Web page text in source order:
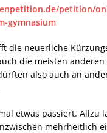
petition/
gymnasium
die neuerliche
die meisten
also auch an
etwas passiert. Allzu
mehrheitlich